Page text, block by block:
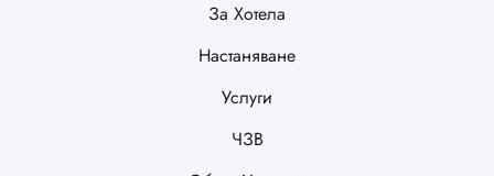
За Хотела
Настаняване
Услуги
ЧЗВ